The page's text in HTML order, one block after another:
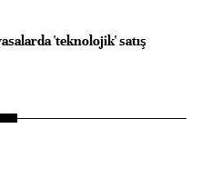
'teknolojik' satış